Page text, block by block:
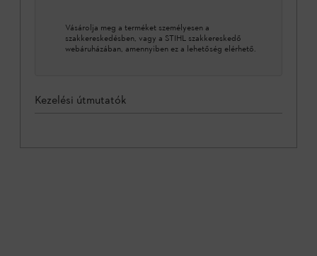
Vásárolja meg a terméket személyesen a
szakkereskedésben, vagy a STIHL szakkereskedő
webáruházában, amennyiben ez a lehetőség elérhető.
Kezelési útmutatók